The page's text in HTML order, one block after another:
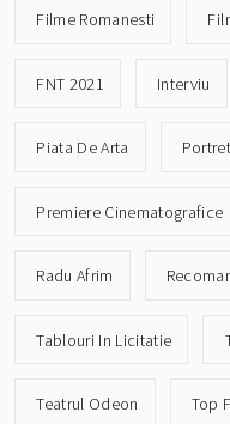
Filme Romanesti
FNT 2021 Interviu
Piata De Arta Portret
Premiere Cinematografice
Radu Afrim
Tablouri In Licitatie
Teatrul Odeon Top